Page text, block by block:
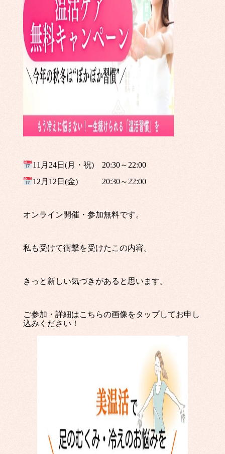
11月24日(月・祝) 20:30～22:00
12月12日(金) 20:30～22:00
オンライン開催・参加無料です。
私も受けて衝撃を受けたこの内容。
きっと新しい気づきがあると思います。
ご参加・詳細はこちらの画像をタップしてお申し
込みください！